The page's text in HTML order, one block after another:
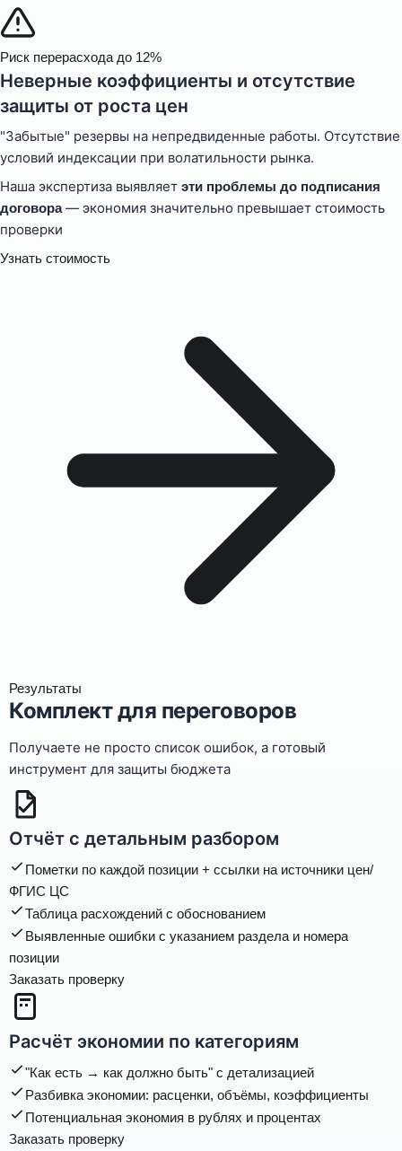
Риск перерасхода до 12%
Неверные коэффициенты и отсутствие
защиты от роста цен
"Забытые" резервы на непредвиденные работы. Отсутствие
условий индексации при волатильности рынка.
Наша экспертиза выявляет эти проблемы до подписания
договора— экономия значительно превышает стоимость
проверки
Узнать стоимость
Результаты
Комплект для переговоров
Получаете не просто список ошибок, а готовый
инструмент для защиты бюджета
Отчёт с детальным разбором
Пометки по каждой позиции + ссылки на источники цен/
ФГИС ЦС
Таблица расхождений с обоснованием
Выявленные ошибки с указанием раздела и номера
позиции
Заказать проверку
Расчёт экономии по категориям
"Как есть → как должно быть" с детализацией
Разбивка экономии: расценки, объёмы, коэффициенты
Потенциальная экономия в рублях и процентах
Заказать проверку